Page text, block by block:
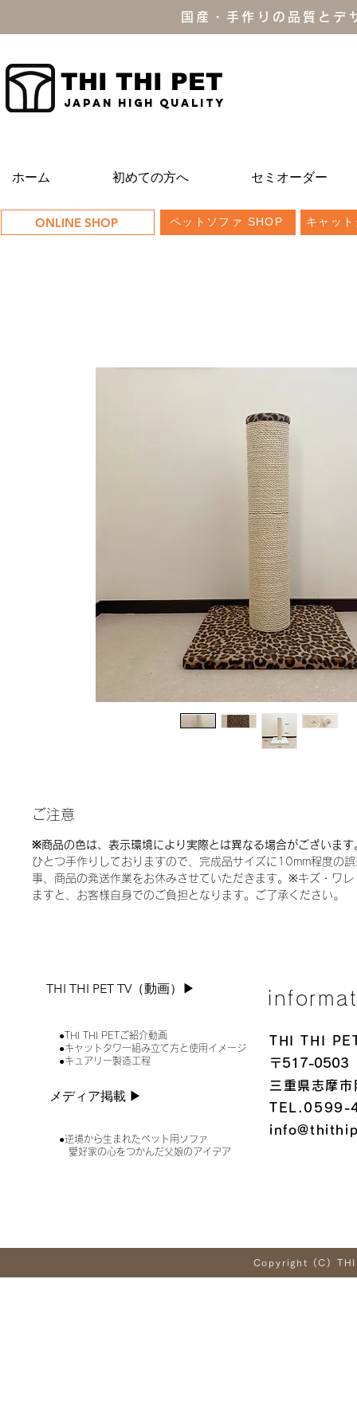
国産・手作りの品質と
THI THI PET
JAPAN high quality
ホーム 初めての方へ セミオーダー
ONLINE SHOP ペットソファ SHOP キャッ
ご注意
※商品の色は、表示環境により実際とは異なる場合がございます
ひとつ手作りしておりますので、完成品サイズに10mm程度の
事、商品の発送作業をお休みさせていただきます。※キズ・ワ
ますと、お客様自身でのご負担となります。ご了承ください｡
THI THI PET TV（動画）▶︎
●THI THI PETご紹介動画
●キャットタワー組み立て方と使用イメージ
●キュアリー製造工程
メディア掲載 ▶︎
●逆境から生まれたペット用ソファ
愛好家の心をつかんだ父娘のアイデア
THI THI
〒517-0503
三重県志摩
TEL.0599-
Copyright (C)